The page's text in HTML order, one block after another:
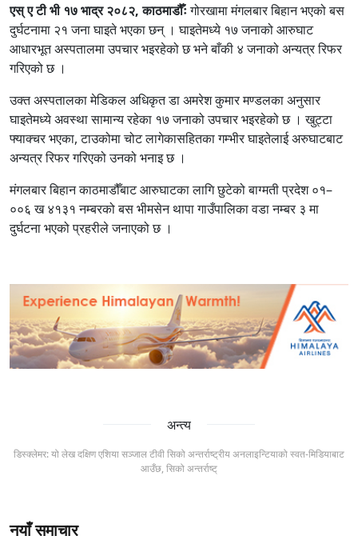
एस् ए टी भी १७ भाद्र २०८२, काठमाडौँःगोरखामा मंगलबार बिहान भएको बस
दुर्घटनामा २१ जना घाइते भएका छन् । घाइतेमध्ये १७ जनाको आरुघाट
आधारभूत अस्पतालमा उपचार भइरहेको छ भने बाँकी ४ जनाको अन्यत्र रिफर
गरिएको छ ।
उक्त अस्पतालका मेडिकल अधिकृत डा अमरेश कुमार मण्डलका अनुसार
घाइतेमध्ये अवस्था सामान्य रहेका १७ जनाको उपचार भइरहेको छ । खुट्टा
फ्याक्चर भएका, टाउकोमा चोट लागेकासहितका गम्भीर घाइतेलाई अरुघाटबाट
अन्यत्र रिफर गरिएको उनको भनाइ छ ।
मंगलबार बिहान काठमाडौँबाट आरुघाटका लागि छुटेको बाग्मती प्रदेश ०१–
००६ ख ४१३१ नम्बरको बस भीमसेन थापा गाउँपालिका वडा नम्बर ३ मा
दुर्घटना भएको प्रहरीले जनाएको छ ।
अन्त्य
डिस्क्लेमर: यो लेख दक्षिण एशिया सञ्जाल टीवी सिको अन्तर्राष्ट्रीय अनलाइन्टियाको स्वत-मिडियाबाट
आउँछ, सिको अन्तर्राष्ट्
नयाँ समाचार